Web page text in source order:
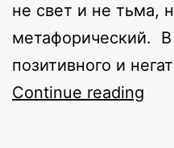
не свет и не тьма,
метафорический. В
позитивного и
Continue reading